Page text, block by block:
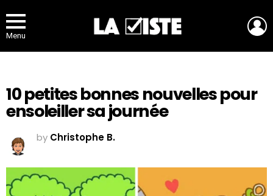
Menu
10 petites bonnes nouvelles pour
ensoleiller sa journée
by Christophe B.